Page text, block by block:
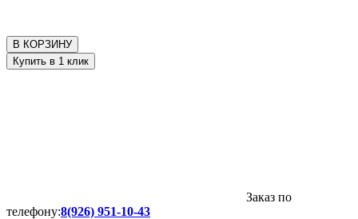
В КОРЗИНУ
Заказ по
телефону:8(926) 951-10-43